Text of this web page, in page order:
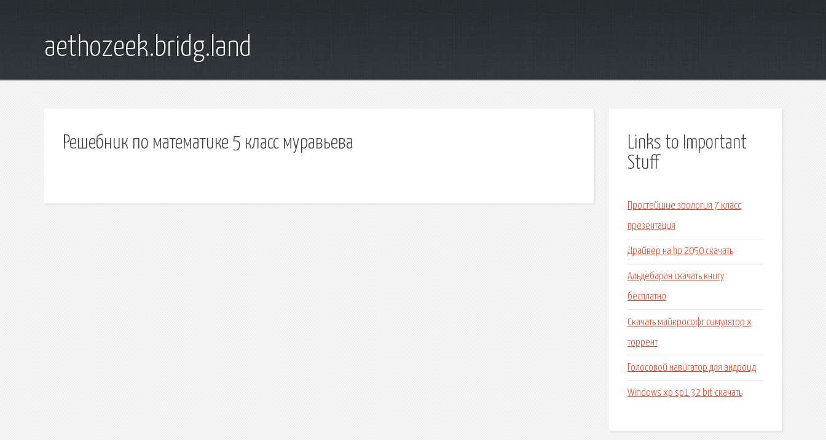
aethozeek.bridg.land
Решебник по математике 5 класс муравьева
Links to Important
Stuff
Простейшие зоология 7 класс
презентация
Драйвер на hp 2050 скачать
Альдебаран скачать книгу
бесплатно
Скачать майкрософт симулятор х
торрент
Голосовой навигатор для андроид
Windows xp sp1 32 bit скачать